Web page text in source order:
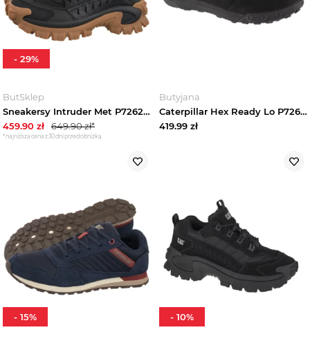
ButSklep
Sneakersy Intruder Met P726242 Black (CA168-b) Caterpillar
459.90 zł 649.90zł*
*najniższa cena z 30 dni przed obniżką
- 29%
Butyjana
Caterpillar Hex Ready Lo P726015, Męskie, Czarne, buty sneakers, nubuk, rozmiar: 41
419.99 zł
- 15% - 10%